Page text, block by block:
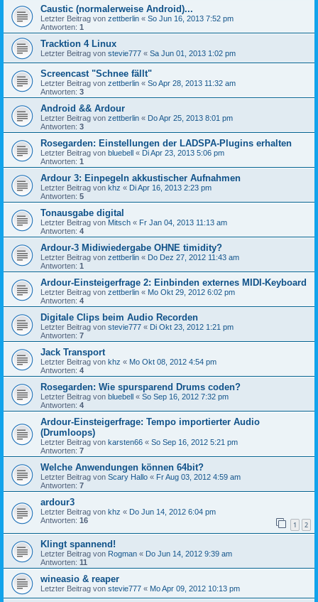
Caustic (normalerweise Android)...
Letzter Beitrag von zettberlin « So Jun 16, 2013 7:52 pm
Antworten: 1
Tracktion 4 Linux
Letzter Beitrag von stevie777 « Sa Jun 01, 2013 1:02 pm
Screencast "Schnee fällt"
Letzter Beitrag von zettberlin « So Apr 28, 2013 11:32 am
Antworten: 3
Android && Ardour
Letzter Beitrag von zettberlin « Do Apr 25, 2013 8:01 pm
Antworten: 3
Rosegarden: Einstellungen der LADSPA-Plugins erhalten
Letzter Beitrag von bluebell « Di Apr 23, 2013 5:06 pm
Antworten: 1
Ardour 3: Einpegeln akkustischer Aufnahmen
Letzter Beitrag von khz « Di Apr 16, 2013 2:23 pm
Antworten: 5
Tonausgabe digital
Letzter Beitrag von Mitsch « Fr Jan 04, 2013 11:13 am
Antworten: 4
Ardour-3 Midiwiedergabe OHNE timidity?
Letzter Beitrag von zettberlin « Do Dez 27, 2012 11:43 am
Antworten: 1
Ardour-Einsteigerfrage 2: Einbinden externes MIDI-Keyboard
Letzter Beitrag von zettberlin « Mo Okt 29, 2012 6:02 pm
Antworten: 4
Digitale Clips beim Audio Recorden
Letzter Beitrag von stevie777 « Di Okt 23, 2012 1:21 pm
Antworten: 7
Jack Transport
Letzter Beitrag von khz « Mo Okt 08, 2012 4:54 pm
Antworten: 4
Rosegarden: Wie spursparend Drums coden?
Letzter Beitrag von bluebell « So Sep 16, 2012 7:32 pm
Antworten: 4
Ardour-Einsteigerfrage: Tempo importierter Audio
(Drumloops)
Letzter Beitrag von karsten66 « So Sep 16, 2012 5:21 pm
Antworten: 7
Welche Anwendungen können 64bit?
Letzter Beitrag von Scary Hallo « Fr Aug 03, 2012 4:59 am
Antworten: 7
ardour3
Letzter Beitrag von khz « Do Jun 14, 2012 6:04 pm
Antworten: 16 1 2
Klingt spannend!
Letzter Beitrag von Rogman « Do Jun 14, 2012 9:39 am
Antworten: 11
wineasio & reaper
Letzter Beitrag von stevie777 « Mo Apr 09, 2012 10:13 pm